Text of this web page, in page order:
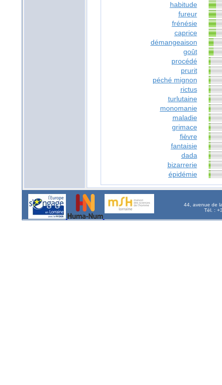
habitude
fureur
frénésie
caprice
démangeaison
goût
procédé
prurit
péché mignon
rictus
turlutaine
monomanie
maladie
grimace
fièvre
fantaisie
dada
bizarrerie
épidémie
44, avenue de
Tél. :